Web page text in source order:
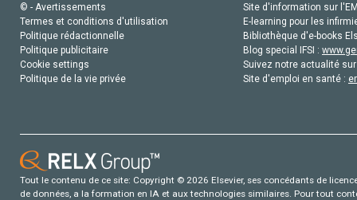
© - Avertissements
Termes et conditions d'utilisation
Politique rédactionnelle
Politique publicitaire
Cookie settings
Politique de la vie privée
Site d'information sur
E-learning pour les
Bibliothèque d'e-books
Blog special IFSI :
Suivez notre actualité
Site d'emploi en santé :
Tout le contenu de ce site: Copyright © 2026 Elsevier, ses concédants de
de données, a la formation en IA et aux technologies similaires. Pour tout